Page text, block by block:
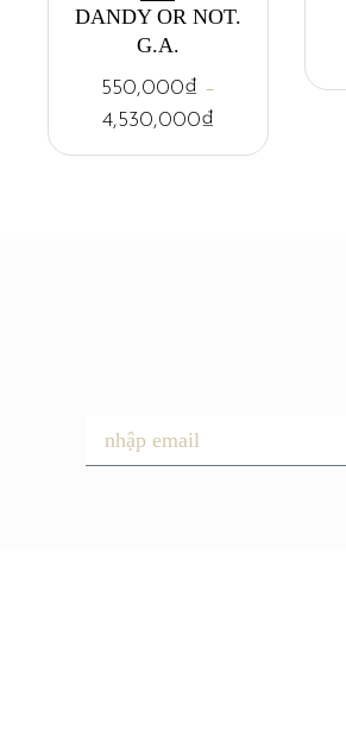
DANDY OR NOT.
G.A.
550,000₫ –
4,530,000₫